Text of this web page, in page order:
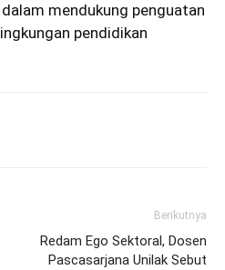
mendukung penguatan
pendidikan
Berikutnya
Redam Ego Sektoral, Dosen
Pascasarjana Unilak Sebut